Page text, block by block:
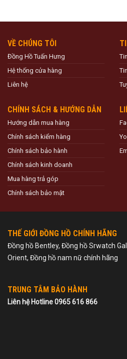
VỀ CHÚNG TÔI
Đồng Hồ Tuấn Hưng
Hệ thống cửa hàng
Liên hệ
CHÍNH SÁCH & HƯỚNG DẪN
Hướng dẫn mua hàng
Chính sách kiểm hàng
Chính sách bảo hành
Chính sách kinh doanh
Mua hàng trả góp
Chính sách bảo mật
THẾ GIỚI ĐỒNG HỒ CHÍNH HÃNG
Đồng hồ Bentley, Đồng hồ Srwatch
Orient, Đồng hồ nam nữ chính hãng
TRUNG TÂM BẢO HÀNH
Liên hệ Hotline 0965 616 866